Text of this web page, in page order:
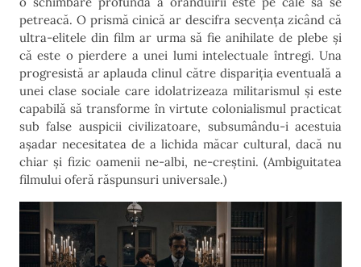
petreacă. O prismă cinică ar descifra secvența zicând că
ultra-elitele din film ar urma să fie anihilate de plebe și
că este o pierdere a unei lumi intelectuale întregi. Una
progresistă ar aplauda clinul către dispariția eventuală a
unei clase sociale care idolatrizeaza militarismul și este
capabilă să transforme în virtute colonialismul practicat
sub false auspicii civilizatoare, subsumându-i acestuia
așadar necesitatea de a lichida măcar cultural, dacă nu
chiar și fizic oamenii ne-albi, ne-creștini. (Ambiguitatea
filmului oferă răspunsuri universale.)